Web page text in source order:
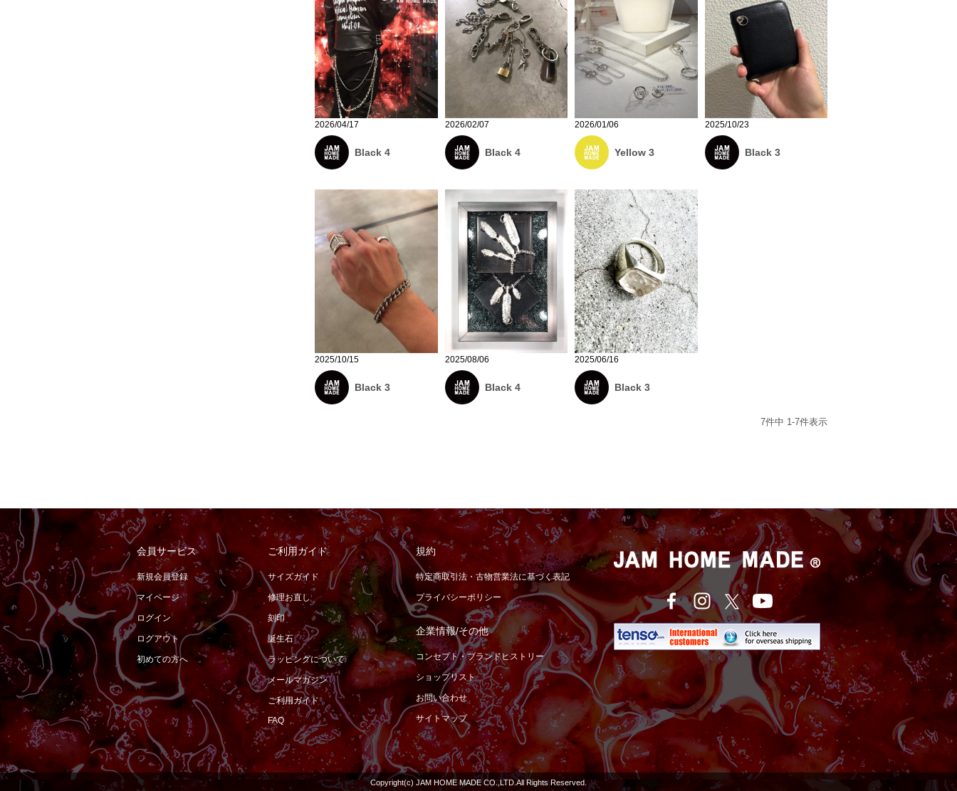
2026/04/17
Black 4
2026/02/07
Black 4
2026/01/06
Yellow 3
2025/10/23
Black 3
2025/10/15
Black 3
2025/08/06
Black 4
2025/06/16
Black 3
7件中 1-7件表示
会員サービス
新規会員登録
マイページ
ログイン
ログアウト
初めての方へ
ご利用ガイド
サイズガイド
修理お直し
刻印
誕生石
ラッピングについて
メールマガジン
ご利用ガイド
FAQ
規約
特定商取引法・古物営業法に基づく表記
プライバシーポリシー
企業情報/その他
コンセプト・ブランドヒストリー
ショップリスト
お問い合わせ
サイトマップ
Copyright(c) JAM HOME MADE CO.,LTD.All Rights Reserved.